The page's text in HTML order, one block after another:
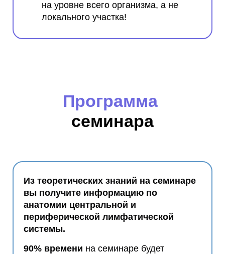
на уровне всего организма, а не
локального участка!
Программа
семинара
Из теоретических знаний на семинаре
вы получите информацию по
анатомии центральной и
периферической лимфатической
системы.
90% времени на семинаре будет